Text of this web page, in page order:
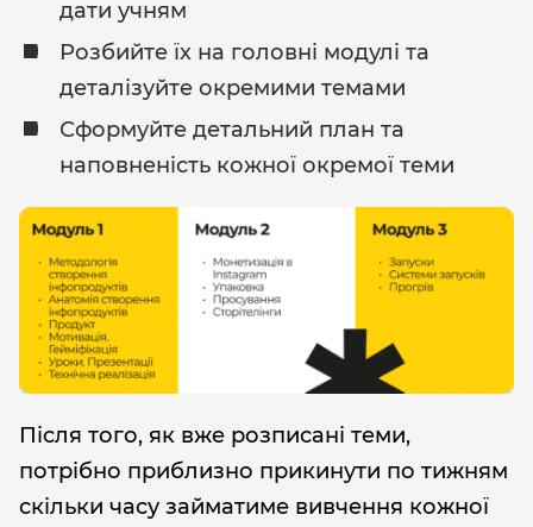
дати учням
Розбийте їх на головні модулі та
деталізуйте окремими темами
Сформуйте детальний план та
наповненість кожної окремої теми
Після того, як вже розписані теми,
потрібно приблизно прикинути по тижням
скільки часу займатиме вивчення кожної